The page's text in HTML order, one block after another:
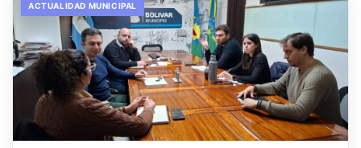
ACTUALIDAD MUNICIPAL